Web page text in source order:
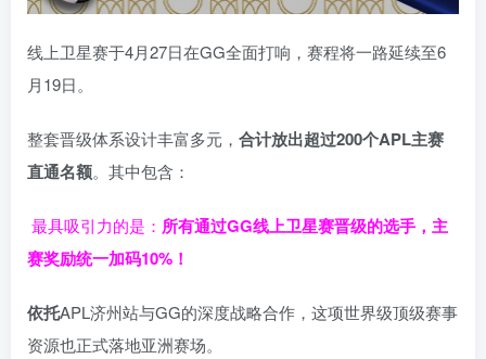
线上卫星赛于4月27日在GG全面打响，赛程将一路延续至6
月19日。
整套晋级体系设计丰富多元， 合计放出超过200个APL主赛
直通名额。其中包含：
最具吸引力的是： 所有通过GG线上卫星赛晋级的选手，主
赛奖励统一加码10% ！
依托APL济州站与GG的深度战略合作，这项世界级顶级赛事
资源也正式落地亚洲赛场。